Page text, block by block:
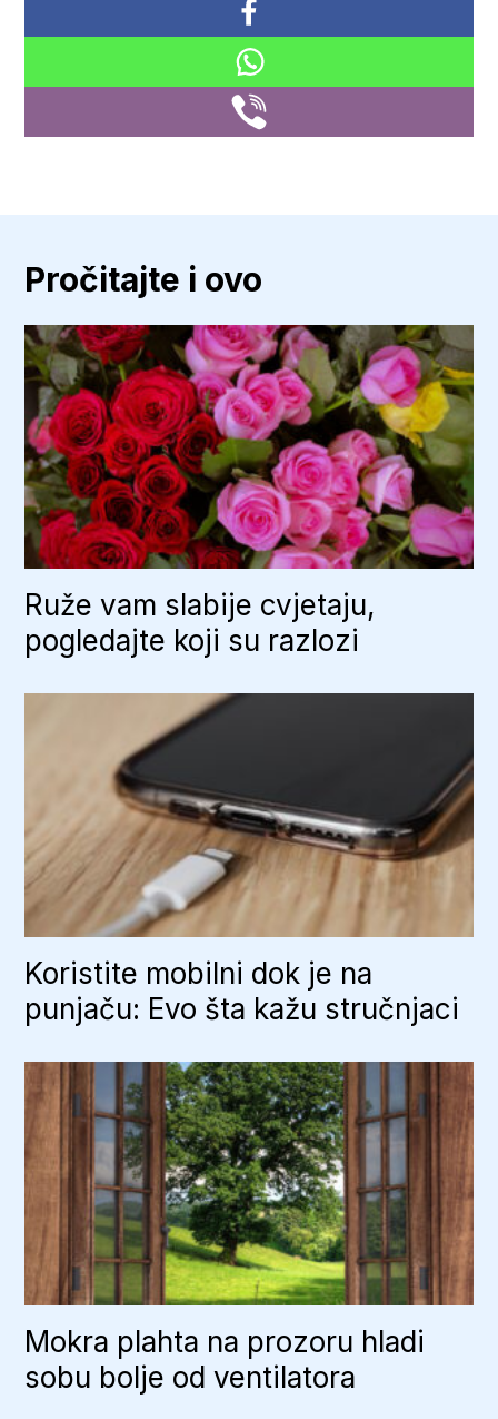
Pročitajte i ovo
Ruže vam slabije cvjetaju,
pogledajte koji su razlozi
Koristite mobilni dok je na
punjaču: Evo šta kažu stručnjaci
Mokra plahta na prozoru hladi
sobu bolje od ventilatora